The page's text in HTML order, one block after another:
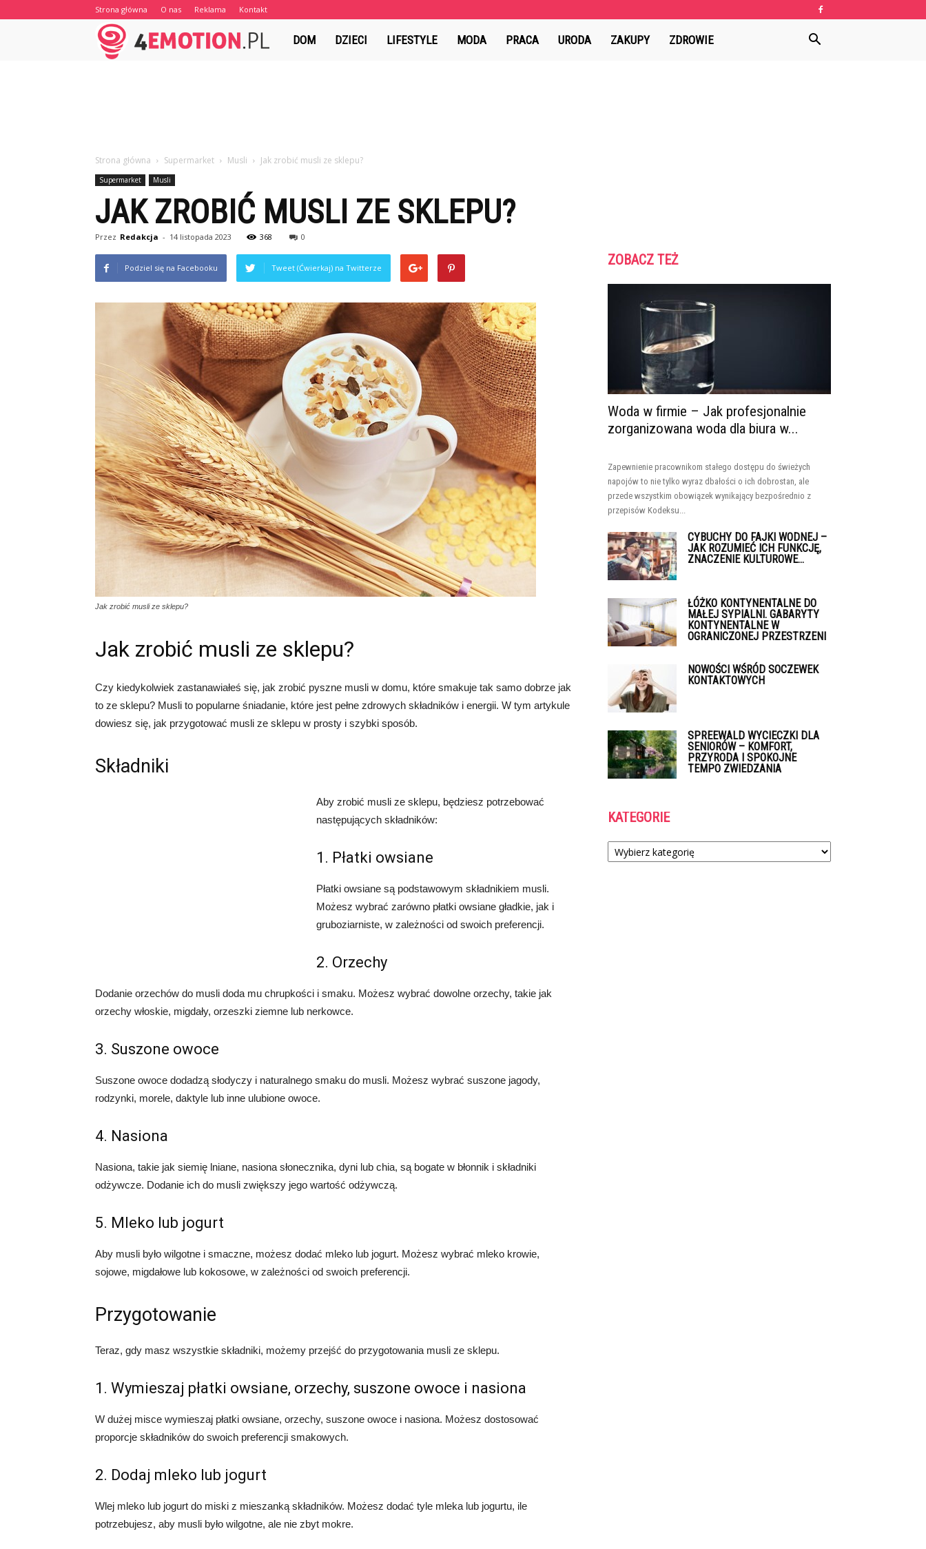
Strona główna O nas Reklama Kontakt
4emotion.pl
DOM DZIECI LIFESTYLE MODA PRACA URODA ZAKUPY ZDROWIE
Strona główna Supermarket Musli Jak zrobić musli ze sklepu?
Supermarket Musli
JAK ZROBIĆ MUSLI ZE SKLEPU?
Przez Redakcja - 14 listopada 2023 368 0
Podziel się na Facebooku Tweet (Ćwierkaj) na Twitterze
Jak zrobić musli ze sklepu?
Jak zrobić musli ze sklepu?
Czy kiedykolwiek zastanawiałeś się, jak zrobić pyszne musli w domu, które smakuje tak samo dobrze jak
to ze sklepu? Musli to popularne śniadanie, które jest pełne zdrowych składników i energii. W tym artykule
dowiesz się, jak przygotować musli ze sklepu w prosty i szybki sposób.
Składniki
Aby zrobić musli ze sklepu, będziesz potrzebować
następujących składników:
1. Płatki owsiane
Płatki owsiane są podstawowym składnikiem musli.
Możesz wybrać zarówno płatki owsiane gładkie, jak i
gruboziarniste, w zależności od swoich preferencji.
2. Orzechy
Dodanie orzechów do musli doda mu chrupkości i smaku. Możesz wybrać dowolne orzechy, takie jak
orzechy włoskie, migdały, orzeszki ziemne lub nerkowce.
3. Suszone owoce
Suszone owoce dodadzą słodyczy i naturalnego smaku do musli. Możesz wybrać suszone jagody,
rodzynki, morele, daktyle lub inne ulubione owoce.
4. Nasiona
Nasiona, takie jak siemię lniane, nasiona słonecznika, dyni lub chia, są bogate w błonnik i składniki
odżywcze. Dodanie ich do musli zwiększy jego wartość odżywczą.
5. Mleko lub jogurt
Aby musli było wilgotne i smaczne, możesz dodać mleko lub jogurt. Możesz wybrać mleko krowie,
sojowe, migdałowe lub kokosowe, w zależności od swoich preferencji.
Przygotowanie
Teraz, gdy masz wszystkie składniki, możemy przejść do przygotowania musli ze sklepu.
1. Wymieszaj płatki owsiane, orzechy, suszone owoce i nasiona
W dużej misce wymieszaj płatki owsiane, orzechy, suszone owoce i nasiona. Możesz dostosować
proporcje składników do swoich preferencji smakowych.
2. Dodaj mleko lub jogurt
Wlej mleko lub jogurt do miski z mieszanką składników. Możesz dodać tyle mleka lub jogurtu, ile
potrzebujesz, aby musli było wilgotne, ale nie zbyt mokre.
ZOBACZ TEŻ
Woda w firmie – Jak profesjonalnie
zorganizowana woda dla biura w...
Zapewnienie pracownikom stałego dostępu do świeżych
napojów to nie tylko wyraz dbałości o ich dobrostan, ale
przede wszystkim obowiązek wynikający bezpośrednio z
przepisów Kodeksu...
CYBUCHY DO FAJKI WODNEJ –
JAK ROZUMIEĆ ICH FUNKCJĘ,
ZNACZENIE KULTUROWE...
ŁÓŻKO KONTYNENTALNE DO
MAŁEJ SYPIALNI. GABARYTY
KONTYNENTALNE W
OGRANICZONEJ PRZESTRZENI
NOWOŚCI WŚRÓD SOCZEWEK
KONTAKTOWYCH
SPREEWALD WYCIECZKI DLA
SENIORÓW – KOMFORT,
PRZYRODA I SPOKOJNE
TEMPO ZWIEDZANIA
KATEGORIE
Kategorie